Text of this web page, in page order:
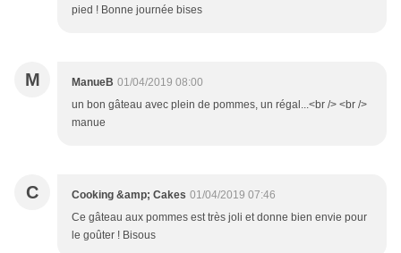
pied ! Bonne journée bises
M ManueB 01/04/2019 08:00
un bon gâteau avec plein de pommes, un régal...<br /> <br />
manue
C Cooking &amp; Cakes 01/04/2019 07:46
Ce gâteau aux pommes est très joli et donne bien envie pour
le goûter ! Bisous